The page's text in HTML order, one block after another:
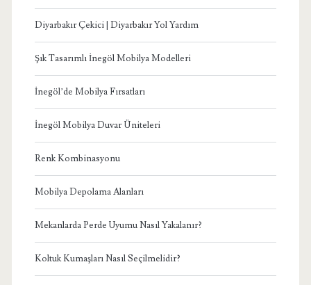
Diyarbakır Çekici | Diyarbakır Yol Yardım
Şık Tasarımlı İnegöl Mobilya Modelleri
İnegöl’de Mobilya Fırsatları
İnegöl Mobilya Duvar Üniteleri
Renk Kombinasyonu
Mobilya Depolama Alanları
Mekanlarda Perde Uyumu Nasıl Yakalanır?
Koltuk Kumaşları Nasıl Seçilmelidir?